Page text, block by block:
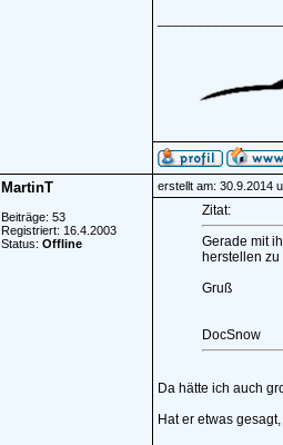
MartinT
Beiträge: 53
Registriert: 16.4.2003
Status: Offline
erstellt am: 30.9.2014
Zitat:
Gerade mit
herstellen
Gruß
DocSnow
Da hätte ich auch
Hat er etwas